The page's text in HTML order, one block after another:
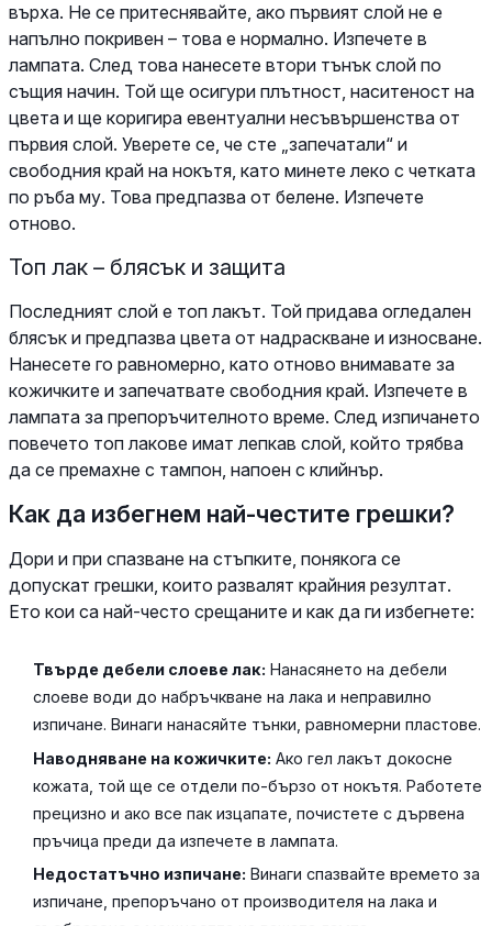
върха. Не се притеснявайте, ако първият слой не е
напълно покривен – това е нормално. Изпечете в
лампата. След това нанесете втори тънък слой по
същия начин. Той ще осигури плътност, наситеност на
цвета и ще коригира евентуални несъвършенства от
първия слой. Уверете се, че сте „запечатали“ и
свободния край на нокътя, като минете леко с четката
по ръба му. Това предпазва от белене. Изпечете
отново.
Топ лак – блясък и защита
Последният слой е топ лакът. Той придава огледален
блясък и предпазва цвета от надраскване и износване.
Нанесете го равномерно, като отново внимавате за
кожичките и запечатвате свободния край. Изпечете в
лампата за препоръчителното време. След изпичането
повечето топ лакове имат лепкав слой, който трябва
да се премахне с тампон, напоен с клийнър.
Как да избегнем най-честите грешки?
Дори и при спазване на стъпките, понякога се
допускат грешки, които развалят крайния резултат.
Ето кои са най-често срещаните и как да ги избегнете:
Твърде дебели слоеве лак: Нанасянето на дебели
слоеве води до набръчкване на лака и неправилно
изпичане. Винаги нанасяйте тънки, равномерни пластове.
Наводняване на кожичките: Ако гел лакът докосне
кожата, той ще се отдели по-бързо от нокътя. Работете
прецизно и ако все пак изцапате, почистете с дървена
пръчица преди да изпечете в лампата.
Недостатъчно изпичане: Винаги спазвайте времето за
изпичане, препоръчано от производителя на лака и